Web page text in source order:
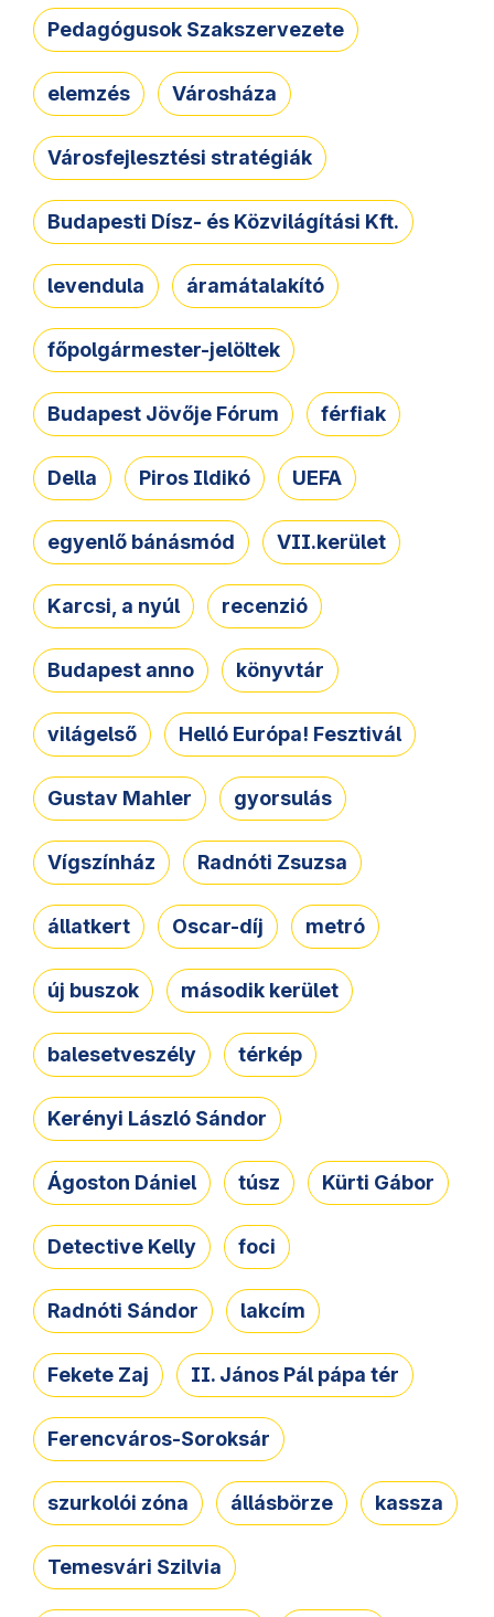
Pedagógusok Szakszervezete
elemzés Városháza
Városfejlesztési stratégiák
Budapesti Dísz- és Közvilágítási Kft.
levendula áramátalakító
főpolgármester-jelöltek
Budapest Jövője Fórum férfiak
Della Piros Ildikó UEFA
egyenlő bánásmód VII.kerület
Karcsi, a nyúl recenzió
Budapest anno könyvtár
világelső Helló Európa! Fesztivál
Gustav Mahler gyorsulás
Vígszínház Radnóti Zsuzsa
állatkert Oscar-díj metró
új buszok második kerület
balesetveszély térkép
Kerényi László Sándor
Ágoston Dániel túsz Kürti Gábor
Detective Kelly foci
Radnóti Sándor lakcím
Fekete Zaj II. János Pál pápa tér
Ferencváros-Soroksár
szurkolói zóna állásbörze kassza
Temesvári Szilvia